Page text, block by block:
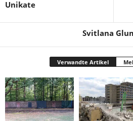
Unikate
Svitlana
Verwandte Artikel